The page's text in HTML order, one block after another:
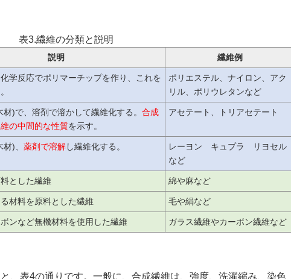
表3.繊維の分類と説明
説明 繊維例
学反応でポリマーチップを作り、これを
ポリエステル、ナイロン、アク
リル、ポリウレタンなど
材)で、溶剤で溶かして繊維化する。 合成
の中間的な性質を示す。
アセテート、トリアセテート
)、 薬剤で溶解し繊維化する。
レーヨン キュプラ リヨセル
など
とした繊維 綿や麻など
材料を原料とした繊維 毛や絹など
ンなど無機材料を使用した繊維 ガラス繊維やカーボン繊維など
、表4の通りです。一般に、合成繊維は、強度、洗濯縮み、染色